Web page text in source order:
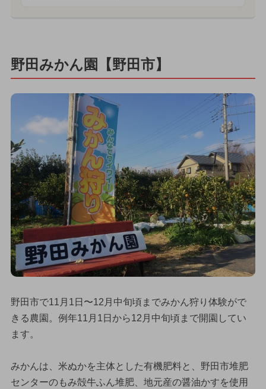
野田みかん園【野田市】
野田市で11月1日〜12月中旬頃までみかん狩り体験がで
きる農園。例年11月1日から12月中旬頃まで開園してい
ます。
みかんは、米ぬかを主体とした有機肥料と、野田市堆肥
センターのもみ殻牛ふん堆肥、地元産の醤油かすを使用